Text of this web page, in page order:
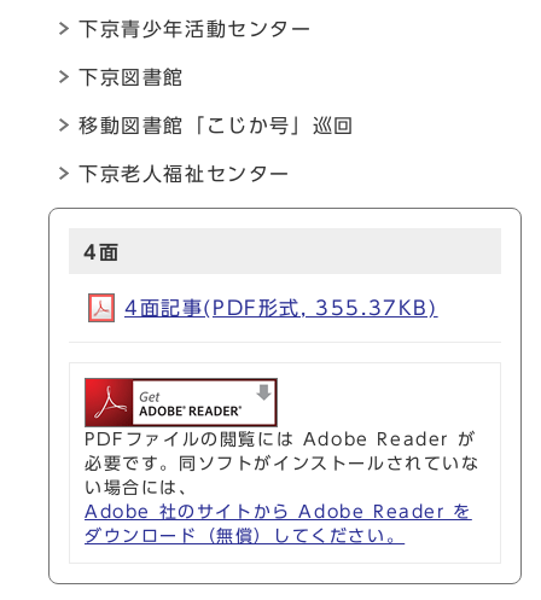
下京青少年活動センター
下京図書館
移動図書館「こじか号」巡回
下京老人福祉センター
4面
4面記事(PDF形式, 355.37KB)
PDFファイルの閲覧には Adobe Reader が
必要です。同ソフトがインストールされていな
い場合には、
Adobe 社のサイトから Adobe Reader を
ダウンロード（無償）してください。